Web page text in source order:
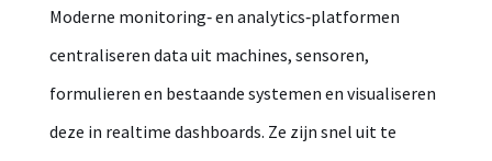
Moderne monitoring‑ en analytics‑platformen
centraliseren data uit machines, sensoren,
formulieren en bestaande systemen en visualiseren
deze in realtime dashboards. Ze zijn snel uit te